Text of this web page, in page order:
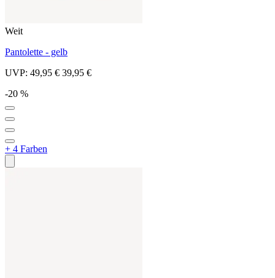
Weit
Pantolette - gelb
UVP: 49,95 € 39,95 €
-20 %
+ 4 Farben